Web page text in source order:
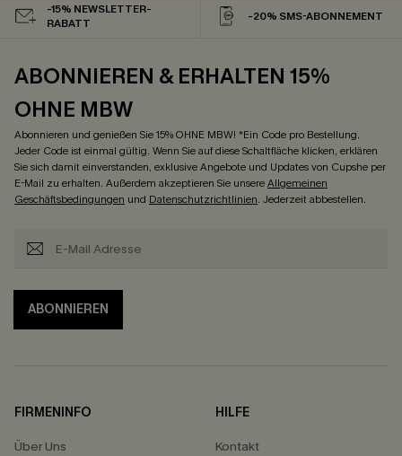
-15% NEWSLETTER-
RABATT
-20% SMS-ABONNEMENT
ABONNIEREN & ERHALTEN 15%
OHNE MBW
Abonnieren und genießen Sie 15% OHNE MBW! *Ein Code pro Bestellung.
Jeder Code ist einmal gültig. Wenn Sie auf diese Schaltfläche klicken, erklären
Sie sich damit einverstanden, exklusive Angebote und Updates von Cupshe per
E-Mail zu erhalten. Außerdem akzeptieren Sie unsereAllgemeinen
Geschäftsbedingungen und Datenschutzrichtlinien. Jederzeit abbestellen.
ABONNIEREN
FIRMENINFO
Über Uns
HILFE
Kontakt